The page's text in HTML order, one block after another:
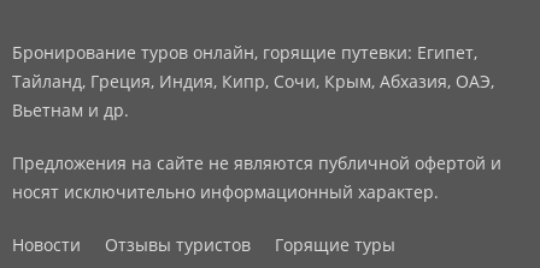
Бронирование туров онлайн, горящие путевки: Египет,
Тайланд, Греция, Индия, Кипр, Сочи, Крым, Абхазия, ОАЭ,
Вьетнам и др.
Предложения на сайте не являются публичной офертой и
носят исключительно информационный характер.
Новости Отзывы туристов
Горящие туры